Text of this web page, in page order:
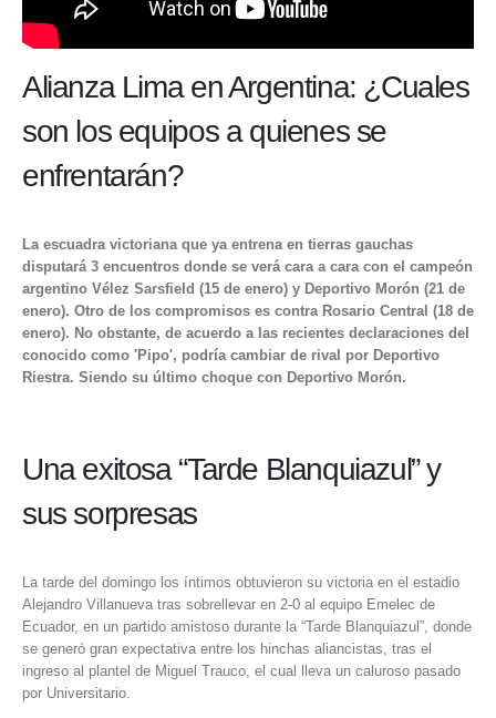
Alianza Lima en Argentina: ¿Cuales
son los equipos a quienes se
enfrentarán?
La escuadra victoriana que ya entrena en tierras gauchas
disputará 3 encuentros donde se verá cara a cara con el campeón
argentino Vélez Sarsfield (15 de enero) y Deportivo Morón (21 de
enero). Otro de los compromisos es contra Rosario Central (18 de
enero). No obstante, de acuerdo a las recientes declaraciones del
conocido como 'Pipo', podría cambiar de rival por Deportivo
Riestra. Siendo su último choque con Deportivo Morón.
Una exitosa “Tarde Blanquiazul” y
sus sorpresas
La tarde del domingo los íntimos obtuvieron su victoria en el estadio
Alejandro Villanueva tras sobrellevar en 2-0 al equipo Emelec de
Ecuador, en un partido amistoso durante la “Tarde Blanquiazul”, donde
se generó gran expectativa entre los hinchas aliancistas, tras el
ingreso al plantel de Miguel Trauco, el cual lleva un caluroso pasado
por Universitario.